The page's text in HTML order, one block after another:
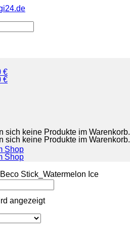
€
sich keine Produkte im Warenkorb.
Shop
€
sich keine Produkte im Warenkorb.
Shop
Stick_Watermelon Ice
angezeigt